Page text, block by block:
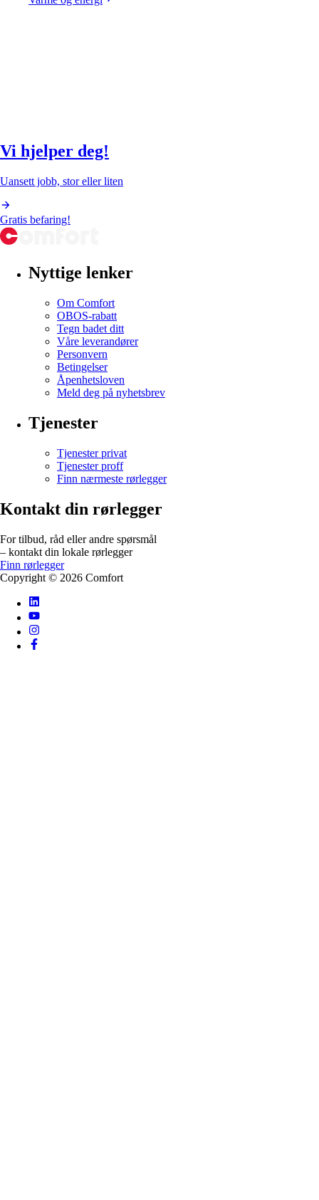
Vi hjelper deg!
Uansett jobb, stor eller liten
Gratis befaring!
Nyttige lenker
Om Comfort
OBOS-rabatt
Tegn badet ditt
Våre leverandører
Personvern
Betingelser
Åpenhetsloven
Meld deg på nyhetsbrev
Tjenester
Tjenester privat
Tjenester proff
Finn nærmeste rørlegger
Kontakt din rørlegger
For tilbud, råd eller andre spørsmål
– kontakt din lokale rørlegger
Finn rørlegger
Copyright © 2026 Comfort